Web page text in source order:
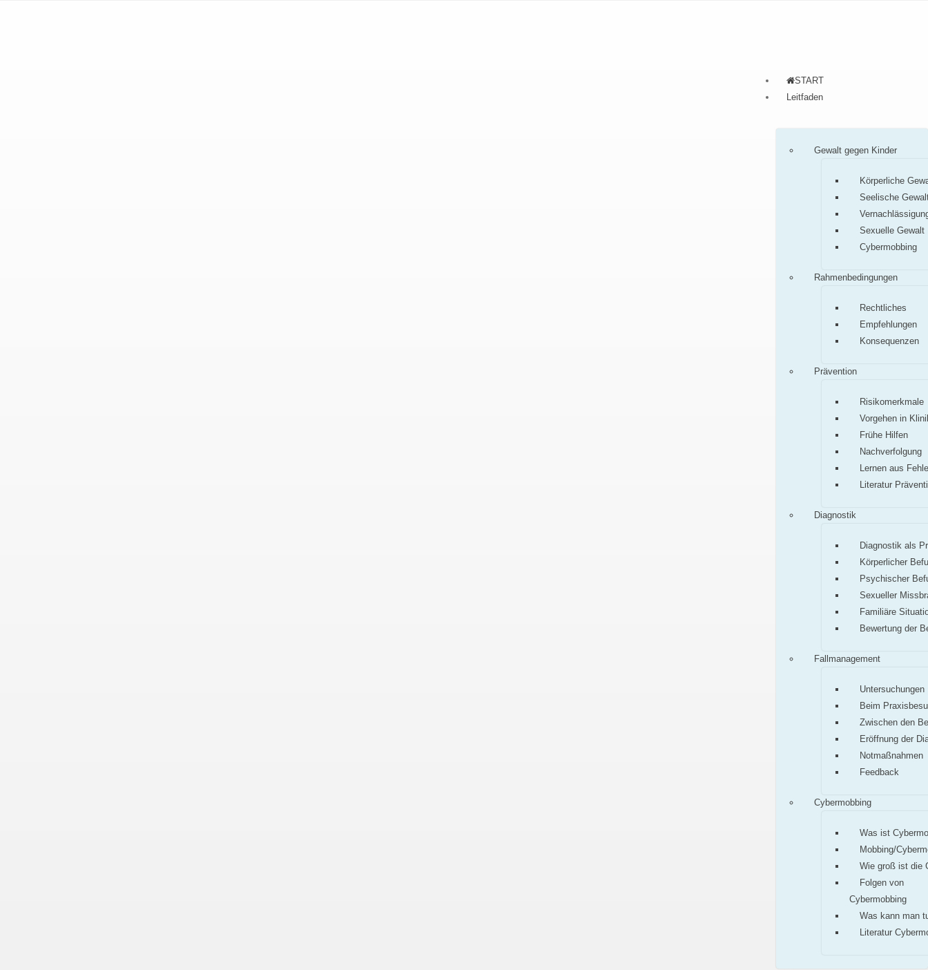
START
Leitfaden
Gewalt gegen Kinder
Körperliche
Seelische
Sexuelle Gewalt
Cybermobbing
Rahmenbedingungen
Rechtliches
Empfehlungen
Konsequenzen
Prävention
Risikomerkmale
Vorgehen in
Frühe Hilfen
Nachverfolgung
Lernen aus
Literatur
Diagnostik
Diagnostik als
Körperlicher
Psychischer
Sexueller
Familiäre
Bewertung der
Fallmanagement
Untersuchungen
Beim
Zwischen den
Eröffnung der
Notmaßnahmen
Feedback
Cybermobbing
Was ist
Mobbing/
Wie groß ist die
Folgen von
Cybermobbing
Was kann man
Literatur